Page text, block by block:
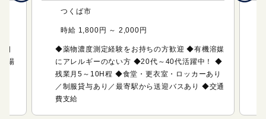
相
場
つくば市
時給 1,800円 ～ 2,000円
◆薬物濃度測定経験をお持ちの方歓迎 ◆有機溶媒
にアレルギーのない方 ◆20代～40代活躍中！ ◆
残業月5～10H程 ◆食堂・更衣室・ロッカーあり
／制服貸与あり／最寄駅から送迎バスあり ◆交通
費支給